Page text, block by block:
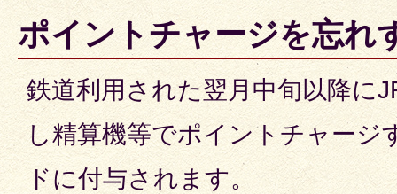
ポイントチャージを忘れ
鉄道利用された翌月中旬以降に
し精算機等でポイントチャージ
ドに付与されます。